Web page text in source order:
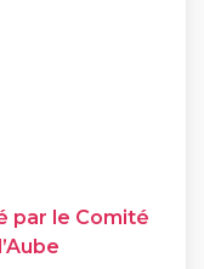
par le Comité